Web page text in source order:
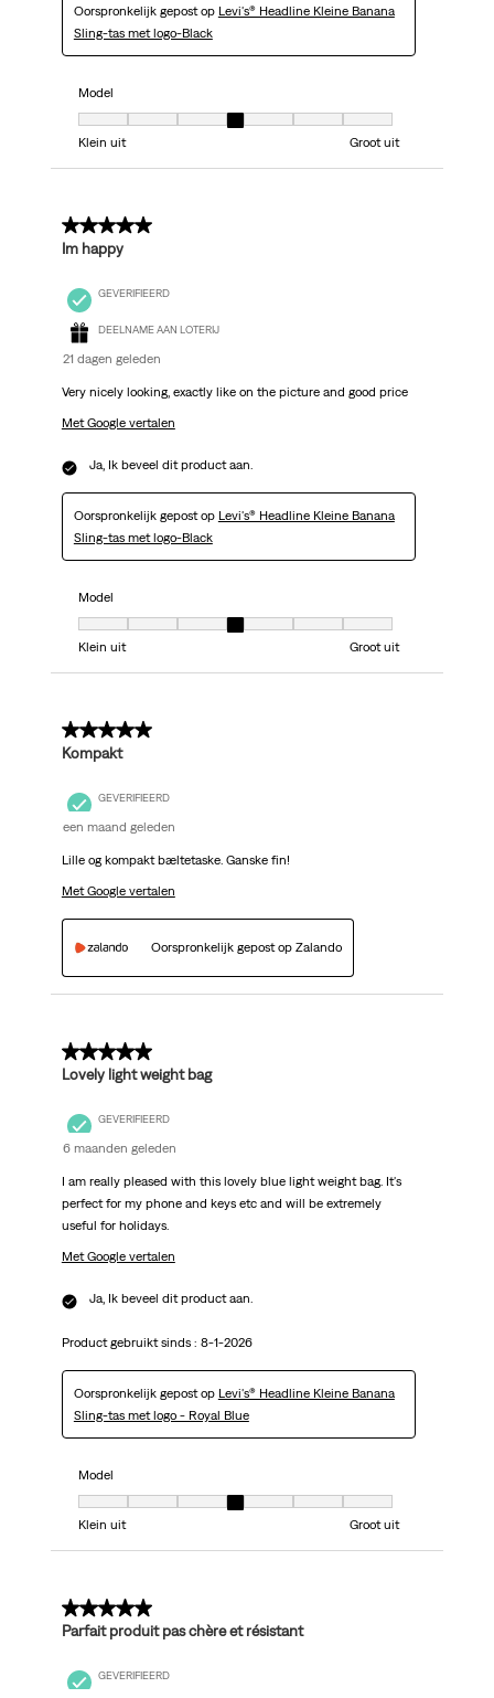
Oorspronkelijk gepost op Levi's® Headline Kleine Banana
Sling-tas met logo-Black
Model
Klein uit
Groot uit
5 van 5 sterren.
Im happy
GEVERIFIEERD
DEELNAME AAN LOTERIJ
21 dagen geleden
Very nicely looking, exactly like on the picture and good price
Met Google vertalen
Ja, Ik beveel dit product aan.
Oorspronkelijk gepost op Levi's® Headline Kleine Banana
Sling-tas met logo-Black
Model
Klein uit
Groot uit
5 van 5 sterren.
Kompakt
GEVERIFIEERD
een maand geleden
Lille og kompakt bæltetaske. Ganske fin!
Met Google vertalen
Oorspronkelijk gepost op Zalando
5 van 5 sterren.
Lovely light weight bag
GEVERIFIEERD
6 maanden geleden
I am really pleased with this lovely blue light weight bag. It's
perfect for my phone and keys etc and will be extremely
useful for holidays.
Met Google vertalen
Ja, Ik beveel dit product aan.
Product gebruikt sinds : 8-1-2026
Oorspronkelijk gepost op Levi's® Headline Kleine Banana
Sling-tas met logo - Royal Blue
Model
Model, 4 van 7, waarbij 1 gelijk is aan Klein uit en 7 gelijk is aan Groot uit
Klein uit
Groot uit
5 van 5 sterren.
Parfait produit pas chère et résistant
GEVERIFIEERD